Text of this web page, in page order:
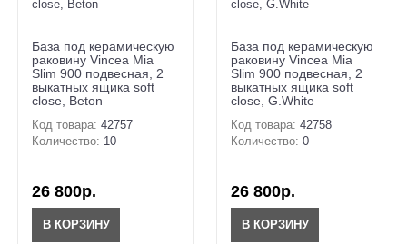
База под керамическую
раковину Vincea Mia
Slim 900 подвесная, 2
выкатных ящика soft
close, Beton
Код товара: 42757
Количество: 10
26 800р.
В КОРЗИНУ
База под керамическую
раковину Vincea Mia
Slim 900 подвесная, 2
выкатных ящика soft
close, G.White
Код товара: 42758
Количество: 0
26 800р.
В КОРЗИНУ